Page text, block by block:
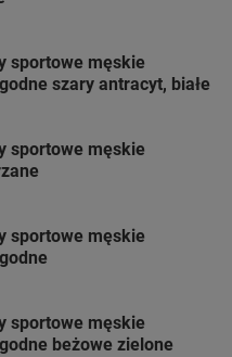
sportowe męskie
szary antracyt, białe
sportowe męskie
sportowe męskie
sportowe męskie
beżowe zielone